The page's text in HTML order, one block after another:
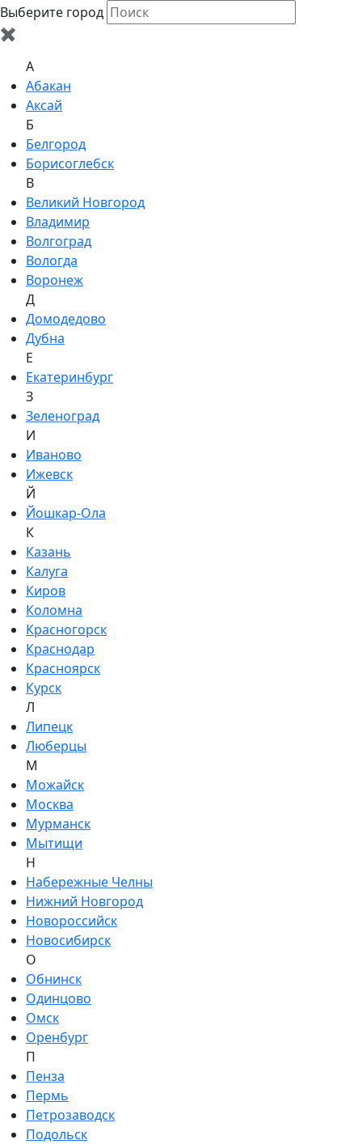
Выберите город
✖
A
Абакан
Аксай
Б
Белгород
Борисоглебск
В
Великий Новгород
Владимир
Волгоград
Вологда
Воронеж
Д
Домодедово
Дубна
Е
Екатеринбург
З
Зеленоград
И
Иваново
Ижевск
Й
Йошкар-Ола
К
Казань
Калуга
Киров
Коломна
Красногорск
Краснодар
Красноярск
Курск
Л
Липецк
Люберцы
М
Можайск
Москва
Мурманск
Мытищи
Н
Набережные Челны
Нижний Новгород
Новороссийск
Новосибирск
О
Обнинск
Одинцово
Омск
Оренбург
П
Пенза
Пермь
Петрозаводск
Подольск